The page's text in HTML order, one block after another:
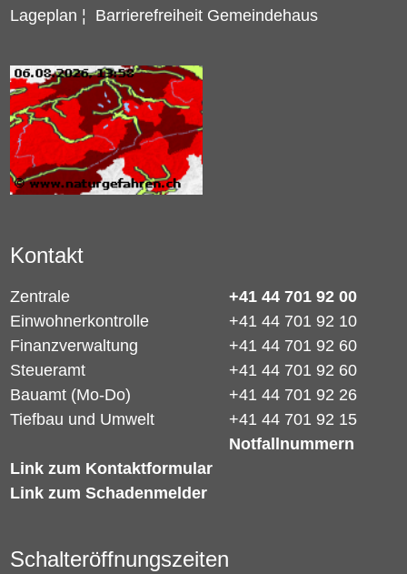
Lageplan ¦ Barrierefreiheit Gemeindehaus
Kontakt
Zentrale
+41 44 701 92 00
Einwohnerkontrolle
+41 44 701 92 10
Finanzverwaltung
+41 44 701 92 60
Steueramt
+41 44 701 92 60
Bauamt (Mo-Do)
+41 44 701 92 26
Tiefbau und Umwelt
Link zum Kontaktformular
Link zum Schadenmelder
+41 44 701 92 15
Notfallnummern
Schalteröffnungszeiten